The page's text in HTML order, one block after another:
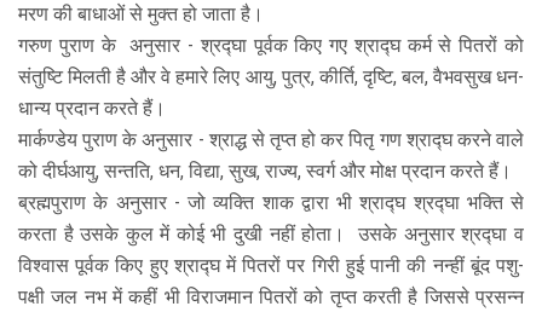
मरण की बाधाओं से मुक्त हो जाता है।
गरुण पुराण के अनुसार - श्रद्घा पूर्वक किए गए श्राद्घ कर्म से पितरों को
संतुष्टि मिलती है और वे हमारे लिए आयु, पुत्र, कीर्ति, दृष्टि, बल, वैभवसुख धन-
धान्य प्रदान करते हैं।
मार्कण्डेय पुराण के अनुसार - श्राद्ध से तृप्त हो कर पितृ गण श्राद्घ करने वाले
को दीर्घआयु, सन्तति, धन, विद्या, सुख, राज्य, स्वर्ग और मोक्ष प्रदान करते हैं।
ब्रह्मपुराण के अनुसार - जो व्यक्ति शाक द्वारा भी श्राद्घ श्रद्घा भक्ति से
करता है उसके कुल में कोई भी दुखी नहीं होता। उसके अनुसार श्रद्घा व
विश्वास पूर्वक किए हुए श्राद्घ में पितरों पर गिरी हुई पानी की नन्हीं बूंद पशु-
पक्षी जल नभ में कहीं भी विराजमान पितरों को तृप्त करती है जिससे प्रसन्न